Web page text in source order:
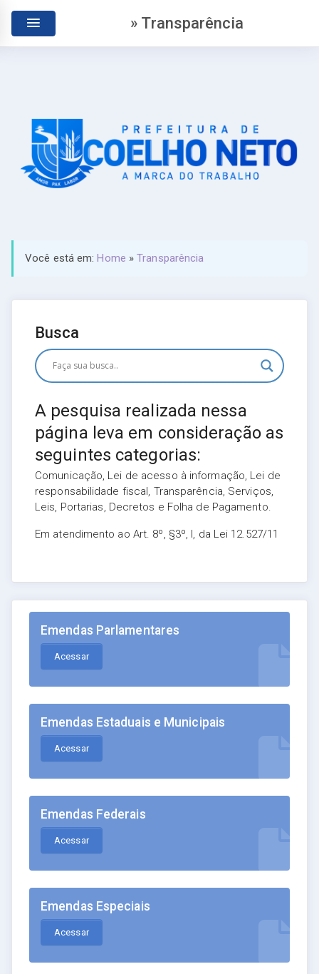
» Transparência
Você está em:Home »Transparência
Busca
A pesquisa realizada nessa
página leva em consideração as
seguintes categorias:
Comunicação, Lei de acesso à informação, Lei de
responsabilidade fiscal, Transparência, Serviços,
Leis, Portarias, Decretos e Folha de Pagamento.
Em atendimento ao Art. 8º, §3º, I, da Lei 12.527/11
Emendas Parlamentares
Acessar
Emendas Estaduais e Municipais
Acessar
Emendas Federais
Acessar
Emendas Especiais
Acessar